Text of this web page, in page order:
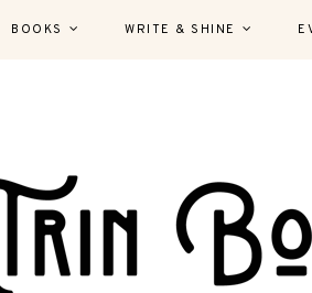
BOOKS WRITE & SHINE